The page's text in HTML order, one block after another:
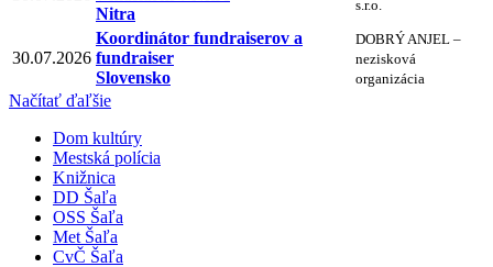
Nitra
s.r.o.
30.07.2026
Koordinátor fundraiserov a
fundraiser
Slovensko
DOBRÝ ANJEL –
nezisková
organizácia
Načítať ďaľšie
Dom kultúry
Mestská polícia
Knižnica
DD Šaľa
OSS Šaľa
Met Šaľa
CvČ Šaľa